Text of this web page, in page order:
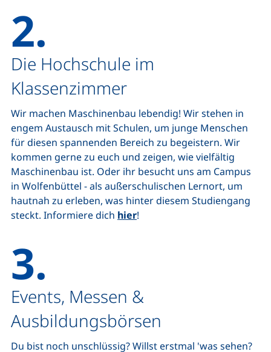
2.
Die Hochschule im
Klassenzimmer
Wir machen Maschinenbau lebendig! Wir stehen in
engem Austausch mit Schulen, um junge Menschen
für diesen spannenden Bereich zu begeistern. Wir
kommen gerne zu euch und zeigen, wie vielfältig
Maschinenbau ist. Oder ihr besucht uns am Campus
in Wolfenbüttel - als außerschulischen Lernort, um
hautnah zu erleben, was hinter diesem Studiengang
steckt. Informiere dich hier!
3.
Events, Messen &
Ausbildungsbörsen
Du bist noch unschlüssig? Willst erstmal 'was sehen?